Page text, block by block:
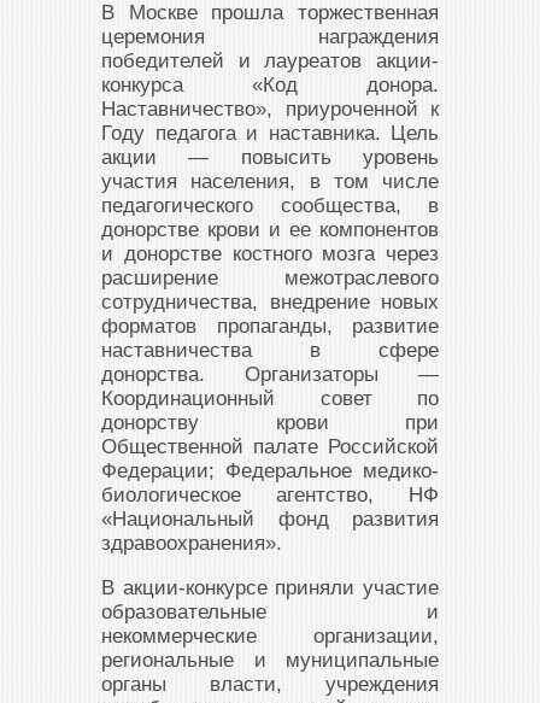
В Москве прошла торжественная
церемония награждения
победителей и лауреатов акции-
конкурса «Код донора.
Наставничество», приуроченной к
Году педагога и наставника. Цель
акции — повысить уровень
участия населения, в том числе
педагогического сообщества, в
донорстве крови и ее компонентов
и донорстве костного мозга через
расширение межотраслевого
сотрудничества, внедрение новых
форматов пропаганды, развитие
наставничества в сфере
донорства. Организаторы —
Координационный совет по
донорству крови при
Общественной палате Российской
Федерации; Федеральное медико-
биологическое агентство, НФ
«Национальный фонд развития
здравоохранения».
В акции-конкурсе приняли участие
образовательные и
некоммерческие организации,
региональные и муниципальные
органы власти, учреждения